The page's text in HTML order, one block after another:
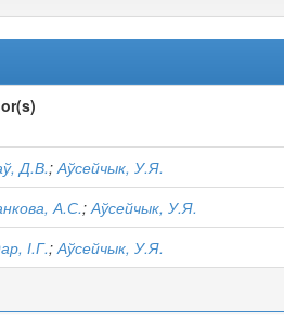
Д.В.;Аўсейчык, У.Я.
А.С.;Аўсейчык, У.Я.
І.Г.;Аўсейчык, У.Я.